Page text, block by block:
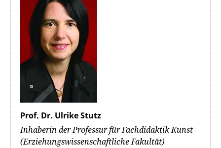
Prof. Dr. Ulrike Stutz
Inhaberin der Professur für Fachdidaktik Kunst
(Erziehungswissenschaftliche Fakultät)